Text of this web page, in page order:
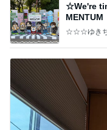
☆We're
MENTUM
☆☆☆ゆき